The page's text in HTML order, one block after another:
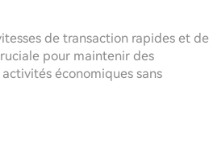
de transaction rapides et de
pour maintenir des
économiques sans